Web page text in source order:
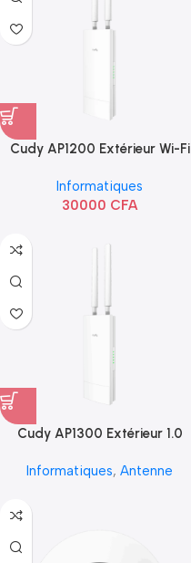
Cudy AP1200 Extérieur Wi-Fi
Informatiques
30000 CFA
Cudy AP1300 Extérieur 1.0
Informatiques, Antenne